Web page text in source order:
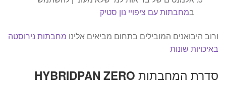
במחבתות עם ציפויי נון סטיק
ורוב היבואנים המובילים בתחום מביאים אלינו מחבתות נירוסטה
באיכויות שונות
סדרת המחבתות HYBRIDPAN ZERO